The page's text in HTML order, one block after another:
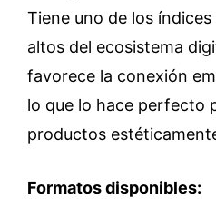
Tiene uno de los índices
altos del ecosistema
favorece la conexión
lo que lo hace perfecto
productos
Formatos disponibles: